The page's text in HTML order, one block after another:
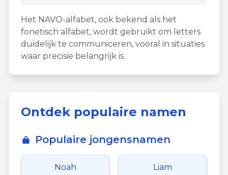
Het NAVO-alfabet, ook bekend als het
fonetisch alfabet, wordt gebruikt om letters
duidelijk te communiceren, vooral in situaties
waar precisie belangrijk is.
Ontdek populaire namen
Populaire jongensnamen
Noah Liam